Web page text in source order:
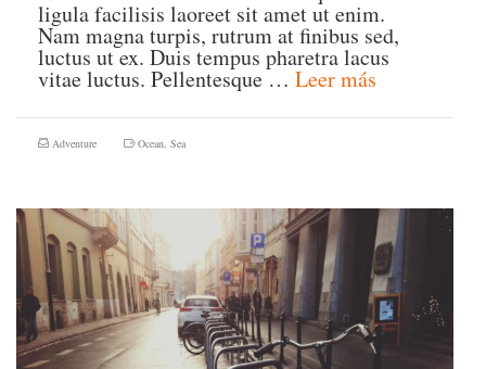
ligula facilisis laoreet sit amet ut enim.
Nam magna turpis, rutrum at finibus sed,
luctus ut ex. Duis tempus pharetra lacus
vitae luctus. Pellentesque … Leer más
Adventure Ocean, Sea